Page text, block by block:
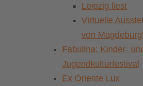
Leipzig liest
Virtuelle
von
Fabulina: Kinder-
Jugendkulturfestival
Ex Oriente Lux